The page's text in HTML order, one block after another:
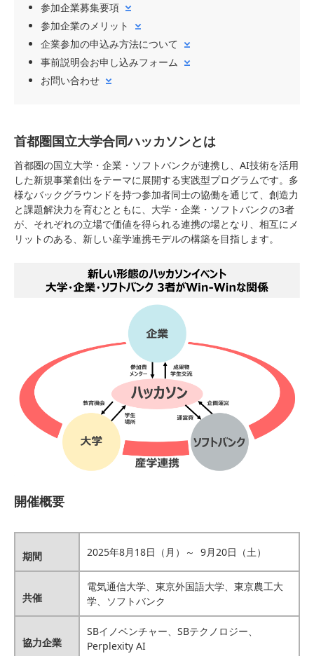
参加企業募集要項
参加企業のメリット
企業参加の申込み方法について
事前説明会お申し込みフォーム
お問い合わせ
首都圏国立大学合同ハッカソンとは
首都圏の国立大学・企業・ソフトバンクが連携し、AI技術を活用
した新規事業創出をテーマに展開する実践型プログラムです。多
様なバックグラウンドを持つ参加者同士の協働を通じて、創造力
と課題解決力を育むとともに、大学・企業・ソフトバンクの3者
が、それぞれの立場で価値を得られる連携の場となり、相互にメ
リットのある、新しい産学連携モデルの構築を目指します。
開催概要
期間 2025年8月18日（月）～ 9月20日（土）
共催
電気通信大学、東京外国語大学、東京農工大
学、ソフトバンク
協力企業
SBイノベンチャー、SBテクノロジー、
Perplexity AI